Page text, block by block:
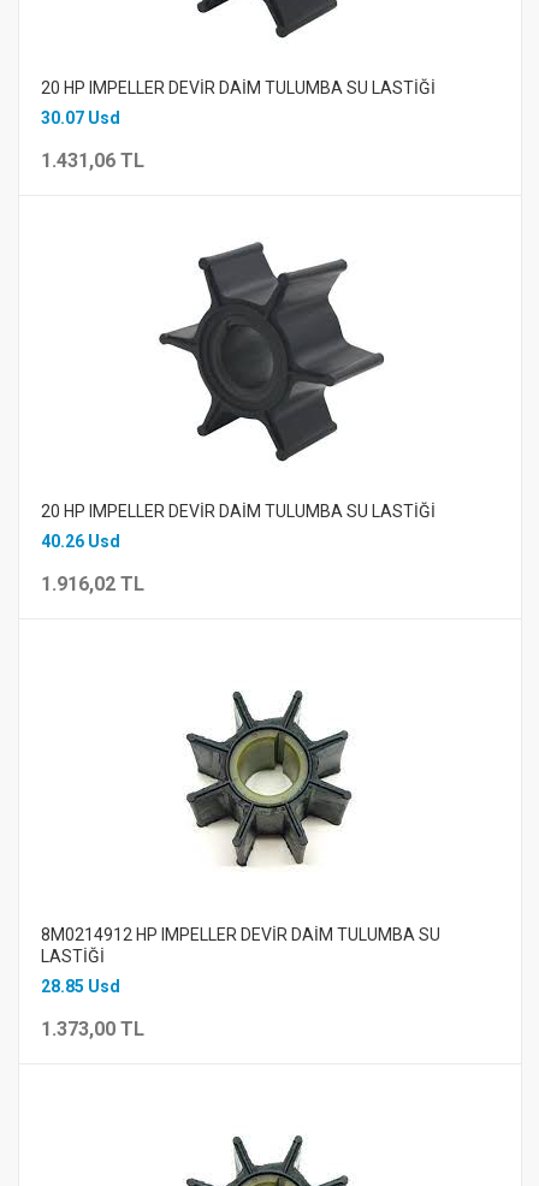
20 HP IMPELLER DEVİR DAİM TULUMBA SU LASTİĞİ
30.07 Usd
1.431,06 TL
20 HP IMPELLER DEVİR DAİM TULUMBA SU LASTİĞİ
40.26 Usd
1.916,02 TL
8M0214912 HP IMPELLER DEVİR DAİM TULUMBA SU
LASTİĞİ
28.85 Usd
1.373,00 TL